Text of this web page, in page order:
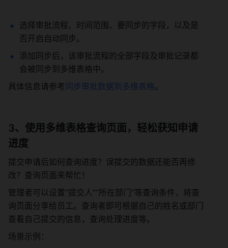
选择审批流程、时间范围、要同步的字段，以及是
否开启自动同步。
添加同步后，该审批流程的全部字段及审批记录都
会被同步到多维表格中。
具体信息请参考 同步审批数据到多维表格。
3、使用多维表格查询页面，轻松获知申请
进度
提交申请后如何查询进度？误提交的数据还能否再修
改？查询页面来帮忙！
管理者可以设置“提交人”“所在部门”等查询条件，将查
询页面分享给员工。查询者即可根据自己的姓名或部门
查看自己提交的信息，查询处理进度等。
场景示例：